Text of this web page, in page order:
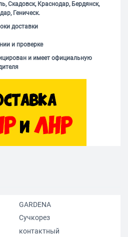
Скадовск, Краснодар, Бердянск,
Геническ.
доставки
и проверке
и имеет официальную
GARDENA
Сучкорез
контактный